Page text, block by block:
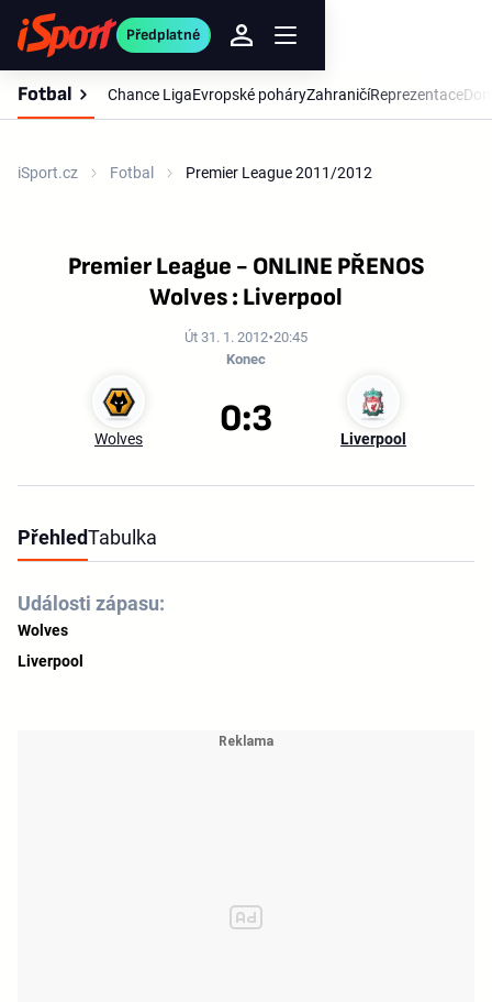
Předplatné
Fotbal Chance LigaEvropské poháryZahraničíReprezentace
iSport.cz Fotbal Premier League 2011/2012
Premier League - ONLINE PŘENOS
Wolves : Liverpool
Út 31. 1. 2012 20:45
Konec
Wolves Liverpool
0:3
PřehledTabulka
Události zápasu:
Wolves
Liverpool